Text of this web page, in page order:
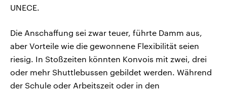
UNECE.
Die Anschaffung sei zwar teuer, führte Damm aus,
aber Vorteile wie die gewonnene Flexibilität seien
riesig. In Stoßzeiten könnten Konvois mit zwei, drei
oder mehr Shuttlebussen gebildet werden. Während
der Schule oder Arbeitszeit oder in den